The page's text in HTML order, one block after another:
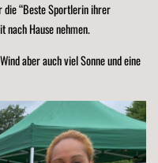
die “Beste Sportlerin ihrer
nach Hause nehmen.
aber auch viel Sonne und eine